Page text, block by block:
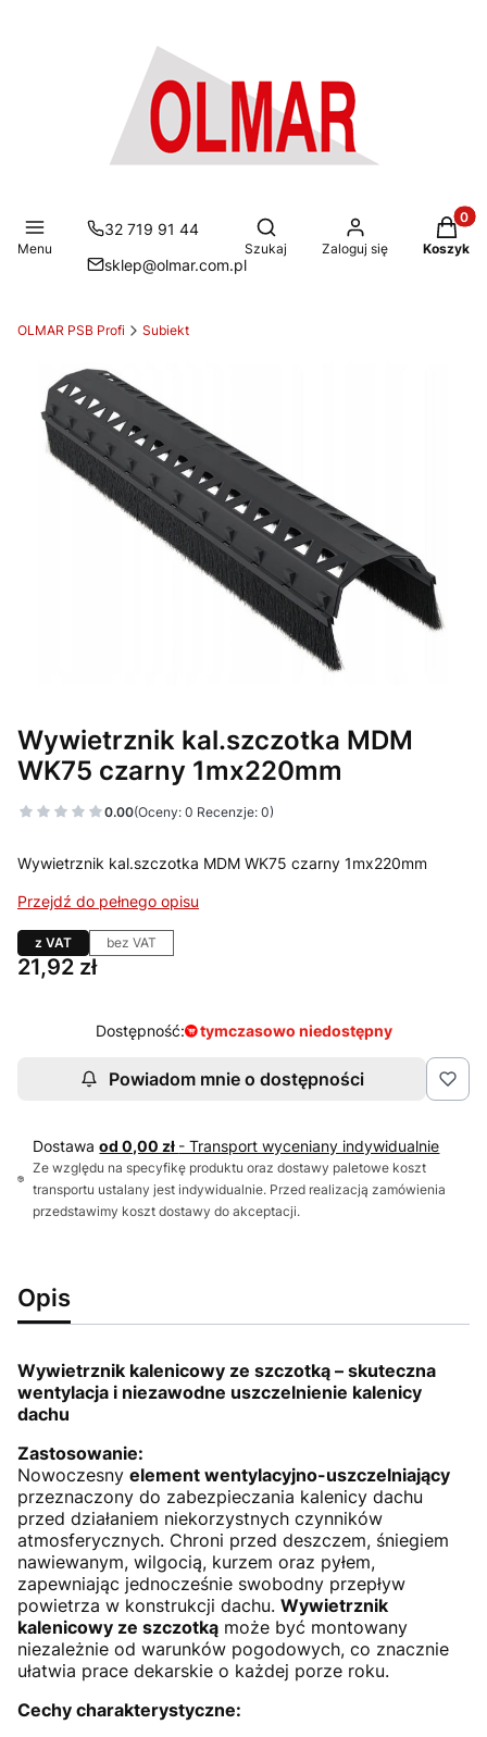
Menu
32 719 91 44
sklep@olmar.com.pl
Otwórz wyszukiwarkę
Szukaj Zaloguj się Koszyk
OLMAR PSB Profi Subiekt
Wywietrznik kal.szczotka MDM
WK75 czarny 1mx220mm
0.00(Oceny: 0 Recenzje: 0)
Wywietrznik kal.szczotka MDM WK75 czarny 1mx220mm
Przejdź do pełnego opisu
z VAT bez VAT
Cena
21,92 zł
Dostępność: tymczasowo niedostępny
Powiadom mnie o dostępności
Dostawaod 0,00 zł - Transport wyceniany indywidualnie
Ze względu na specyfikę produktu oraz dostawy paletowe koszt
transportu ustalany jest indywidualnie. Przed realizacją zamówienia
przedstawimy koszt dostawy do akceptacji.
Opis
Wywietrznik kalenicowy ze szczotką – skuteczna
wentylacja i niezawodne uszczelnienie kalenicy
dachu
Zastosowanie:
Nowoczesny element wentylacyjno-uszczelniający
przeznaczony do zabezpieczania kalenicy dachu
przed działaniem niekorzystnych czynników
atmosferycznych. Chroni przed deszczem, śniegiem
nawiewanym, wilgocią, kurzem oraz pyłem,
zapewniając jednocześnie swobodny przepływ
powietrza w konstrukcji dachu. Wywietrznik
kalenicowy ze szczotką może być montowany
niezależnie od warunków pogodowych, co znacznie
ułatwia prace dekarskie o każdej porze roku.
Cechy charakterystyczne: